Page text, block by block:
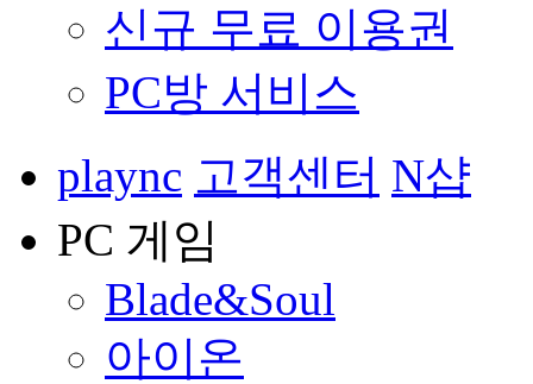
신규 무료 이용권
PC방 서비스
plaync 고객센터 N샵
PC 게임
Blade&Soul
아이온